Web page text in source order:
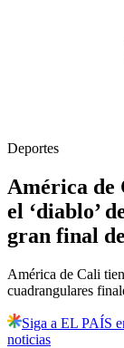
Deportes
América de
el ‘diablo’
gran final
América de Cali
cuadrangulares
Siga a EL PAÍS
noticias